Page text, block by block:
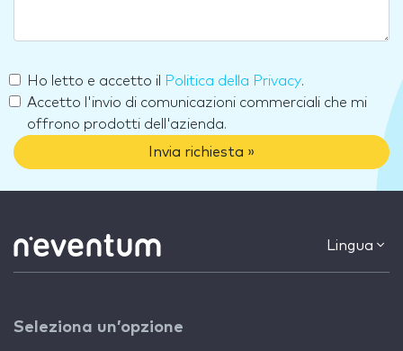
Ho letto e accetto il Politica della Privacy.
Accetto l'invio di comunicazioni commerciali che mi
offrono prodotti dell'azienda.
Invia richiesta »
Lingua
Seleziona un’opzione